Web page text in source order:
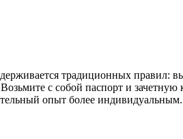
традиционных правил:
с собой паспорт и
опыт более индивидуальным.